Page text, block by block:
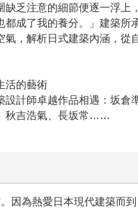
乏注意的細節便逐一浮上
成了我的養分。」建築
解析日式建築內涵，從
活的藝術
計師卓越作品相遇：坂倉
秋吉浩氣、長坂常……
因為熱愛日本現代建築而